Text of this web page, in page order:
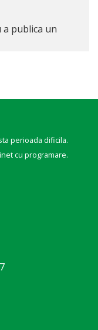
publica un
perioada dificila.
cu programare.